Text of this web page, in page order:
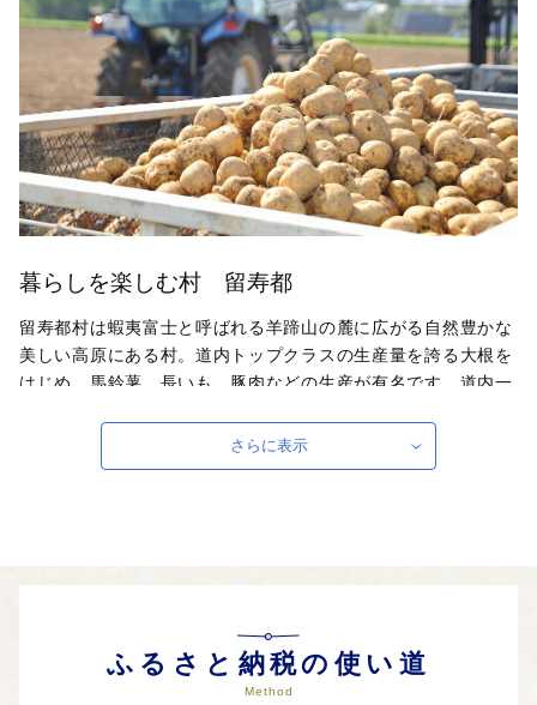
暮らしを楽しむ村 留寿都
留寿都村は蝦夷富士と呼ばれる羊蹄山の麓に広がる自然豊かな
美しい高原にある村。道内トップクラスの生産量を誇る大根を
はじめ、馬鈴薯、長いも、豚肉などの生産が有名です。道内一
ルフ、パラグライダー、マウンテンバイク、登山など、アウト
ドアスポーツを楽しむ人々の聖地になっています。近年は海外
自治体ホームページは
さらに表示
ふるさと納税の使い道
Method